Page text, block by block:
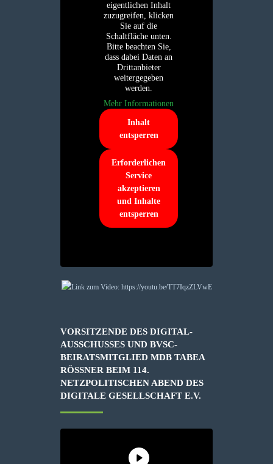
eigentlichen Inhalt
zuzugreifen, klicken
Sie auf die
Schaltfläche unten.
Bitte beachten Sie,
dass dabei Daten an
Drittanbieter
weitergegeben
werden.
Mehr Informationen
Inhalt
entsperren
Erforderlichen
Service
akzeptieren
und Inhalte
entsperren
VORSITZENDE DES DIGITAL-
AUSSCHUSSES UND BVSC-
BEIRATSMITGLIED MDB TABEA
RÖSSNER BEIM 114. N
ETZPOLITISCHEN ABEND DES D
IGITALE GESELLSCHAFT E.V.